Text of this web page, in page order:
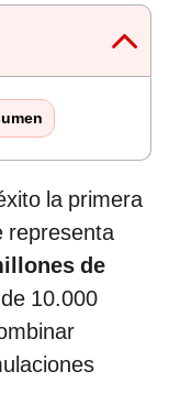
la primera
representa
de
10.000